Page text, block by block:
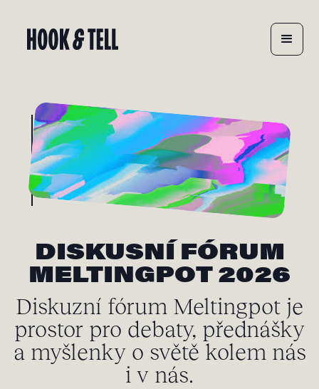
DISKUSNÍ FÓRUM
MELTINGPOT 2026
Diskuzní fórum Meltingpot je
prostor pro debaty, přednášky
a myšlenky o světě kolem nás
i v nás.